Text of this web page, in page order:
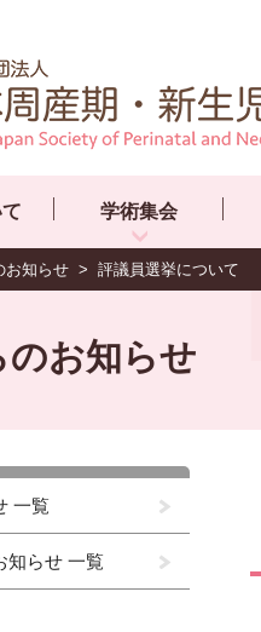
学術集会
お知らせ > 評議員選挙について
のお知らせ
一覧
知らせ 一覧